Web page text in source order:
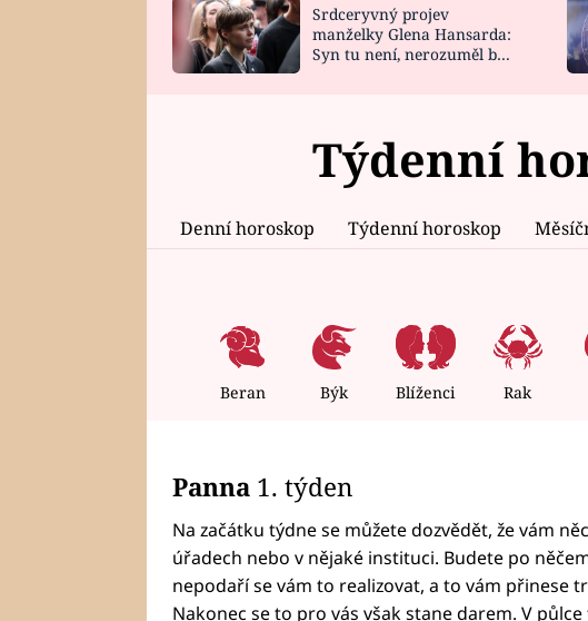
HOROSKOP NA
CELEBRITY
VAŘENÍ
Srdceryvný projev
manželky Glena Hansarda:
Syn tu není, nerozuměl by
Týdenní
Denní horoskop Týdenní horoskop
Beran Býk Blíženci Rak
Panna 1. týden
Na začátku týdne se můžete dozvědět, že vám
úřadech nebo v nějaké instituci. Budete po
nepodaří se vám to realizovat, a to vám přinese
Nakonec se to pro vás však stane darem. V půlce